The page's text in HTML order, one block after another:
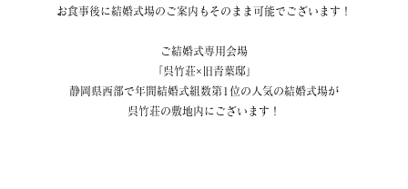
お食事後に結婚式場のご案内もそのまま可能でございます！
ご結婚式専用会場
「呉竹荘×旧青葉邸」
静岡県西部で年間結婚式組数第1位の人気の結婚式場が
呉竹荘の敷地内にございます！